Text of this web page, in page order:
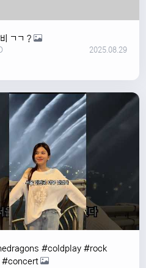
ㄱㄱ ?
2025.08.29
#coldplay #rock